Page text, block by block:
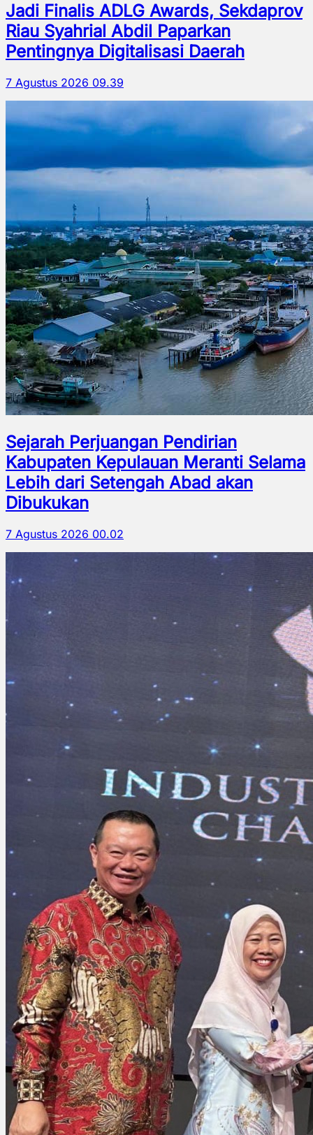
Jadi Finalis ADLG Awards, Sekdaprov
Riau Syahrial Abdil Paparkan
Pentingnya Digitalisasi Daerah
7 Agustus 2026 09.39
Sejarah Perjuangan Pendirian
Kabupaten Kepulauan Meranti Selama
Lebih dari Setengah Abad akan
Dibukukan
7 Agustus 2026 00.02